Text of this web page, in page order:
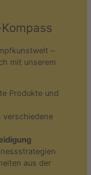
–
mit unserem
Produkte und
verschiedene
aus der